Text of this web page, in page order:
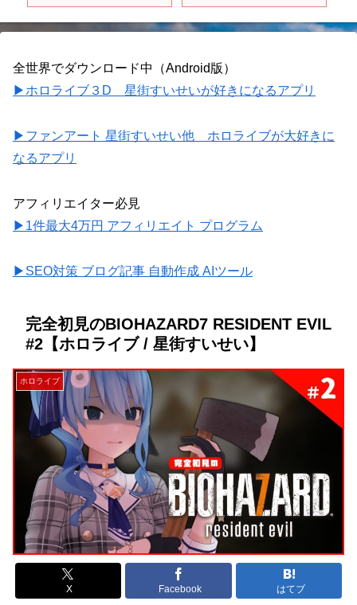
全世界でダウンロード中（Android版）
▶ホロライブ３D 星街すいせいが好きになるアプリ
▶ファンアート 星街すいせい他 ホロライブが大好きに
なるアプリ
アフィリエイター必見
▶1件最大4万円 アフィリエイト プログラム
▶SEO対策 ブログ記事 自動作成 AIツール
完全初見のBIOHAZARD7 RESIDENT EVIL
#2【ホロライブ / 星街すいせい】
ホロライブ
X Facebook はてブ